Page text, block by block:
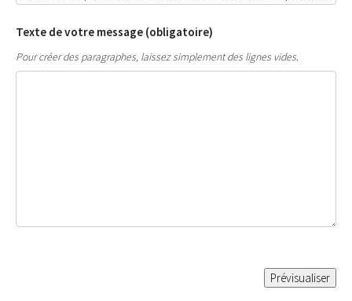
Texte de votre message (obligatoire)
Pour créer des paragraphes, laissez simplement des lignes vides.